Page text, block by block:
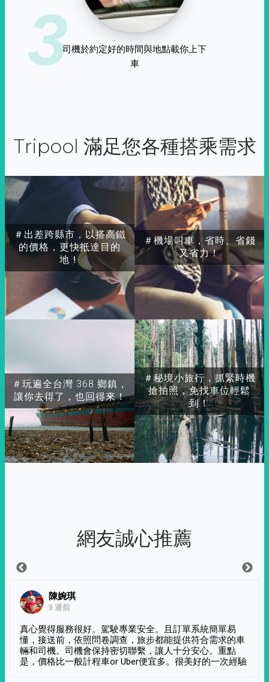
3司機於約定好的時間與地點載你上下
車
Tripool 滿足您各種搭乘需求
＃出差跨縣市，以搭高鐵
的價格，更快抵達目的
地！
＃玩遍全台灣 368 鄉鎮，
讓你去得了，也回得來！
＃秘境小旅行，抓緊時機
搶拍照，免找車位輕鬆
到！
＃機場叫車，省時、省錢
又省力！
網友誠心推薦
陳婉琪
3 週前
真心覺得服務很好。駕駛專業安全。且訂單系統簡單易
懂，接送前，依照問卷調查，旅步都能提供符合需求的車
輛和司機。司機會保持密切聯繫，讓人十分安心。重點
是，價格比一般計程車or Uber便宜多。很美好的一次經驗